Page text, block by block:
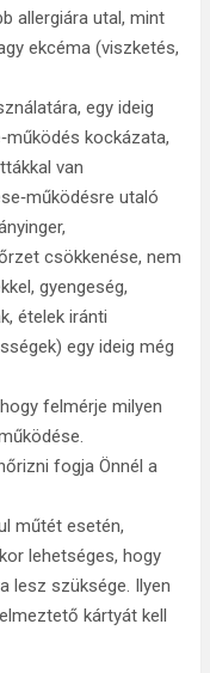
allergiára utal, mint
ekcéma (viszketés,
egy ideig
kockázata,
van
utaló
csökkenése, nem
gyengeség,
ételek iránti
egy ideig még
felmérje milyen
fogja Önnél a
műtét esetén,
lehetséges, hogy
lesz szüksége. Ilyen
kártyát kell